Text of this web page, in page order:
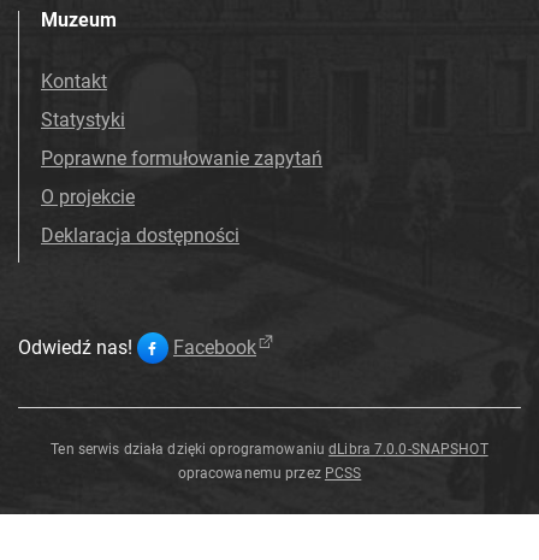
Muzeum
Kontakt
Statystyki
Poprawne formułowanie zapytań
O projekcie
Deklaracja dostępności
Odwiedź nas! Facebook
Ten serwis działa dzięki oprogramowaniudLibra 7.0.0-SNAPSHOT
opracowanemu przez PCSS